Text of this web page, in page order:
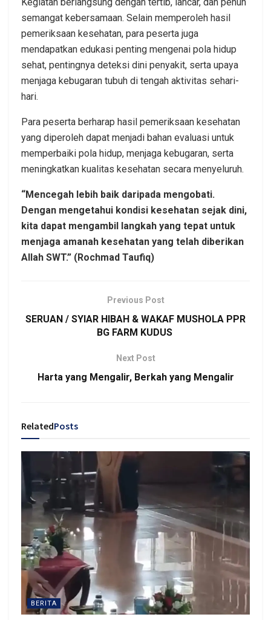
semangat kebersamaan. Selain memperoleh hasil
pemeriksaan kesehatan, para peserta juga
mendapatkan edukasi penting mengenai pola hidup
sehat, pentingnya deteksi dini penyakit, serta upaya
menjaga kebugaran tubuh di tengah aktivitas sehari-
hari.
Para peserta berharap hasil pemeriksaan kesehatan
yang diperoleh dapat menjadi bahan evaluasi untuk
memperbaiki pola hidup, menjaga kebugaran, serta
meningkatkan kualitas kesehatan secara menyeluruh.
“Mencegah lebih baik daripada mengobati.
Dengan mengetahui kondisi kesehatan sejak dini,
kita dapat mengambil langkah yang tepat untuk
menjaga amanah kesehatan yang telah diberikan
Allah SWT.” (Rochmad Taufiq)
Previous Post
SERUAN / SYIAR HIBAH & WAKAF MUSHOLA PPR
BG FARM KUDUS
Next Post
Harta yang Mengalir, Berkah yang Mengalir
RelatedPosts
BERITA